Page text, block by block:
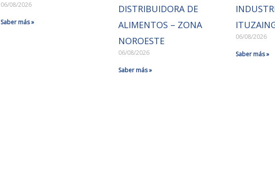
06/08/2026
Saber más »
DISTRIBUIDORA DE
ALIMENTOS – ZONA
NOROESTE
06/08/2026
Saber más »
06/08/2026
Saber más »